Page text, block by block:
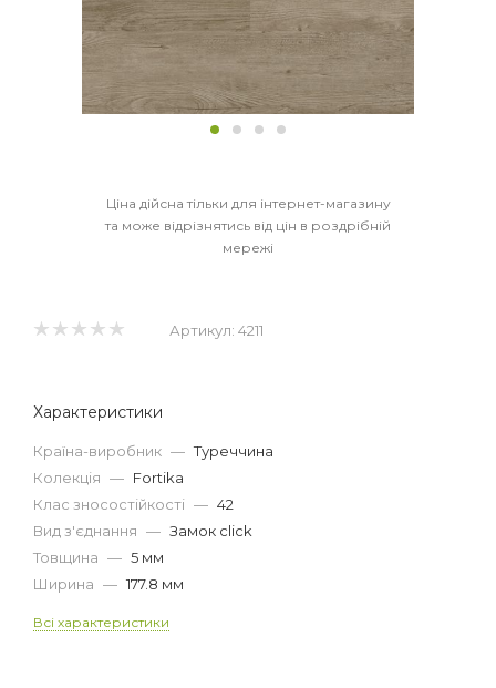
Ціна дійсна тільки для інтернет-магазину
та може відрізнятись від цін в роздрібній
мережі
Артикул: 4211
Характеристики
Країна-виробник — Туреччина
Колекція — Fortika
Клас зносостійкості — 42
Вид з'єднання — Замок click
Товщина — 5 мм
Ширина — 177.8 мм
Всі характеристики